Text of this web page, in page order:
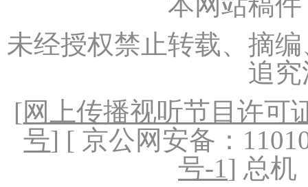
未经授权禁止转载、摘
追
[网上传播视听节目许可
号] [ 京公网安备：
号-1] 总机